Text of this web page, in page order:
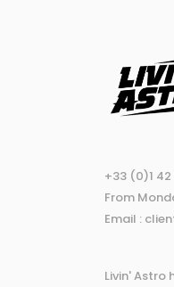
+33 (0)1 42
From
Email :
Livin'